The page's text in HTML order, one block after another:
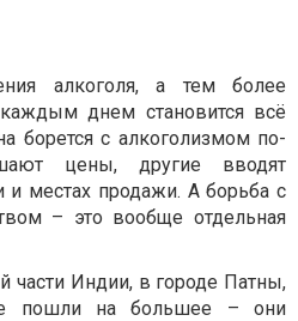
алкоголя, а тем более
днем становится всё
борется с алкоголизмом по-
цены, другие вводят
и местах продажи. А борьба с
– это вообще отдельная
части Индии, в городе Патны,
пошли на большее – они